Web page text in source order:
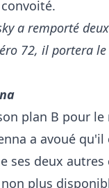
a remporté
72, il portera
plan B pour le
a avoué
ses deux
plus